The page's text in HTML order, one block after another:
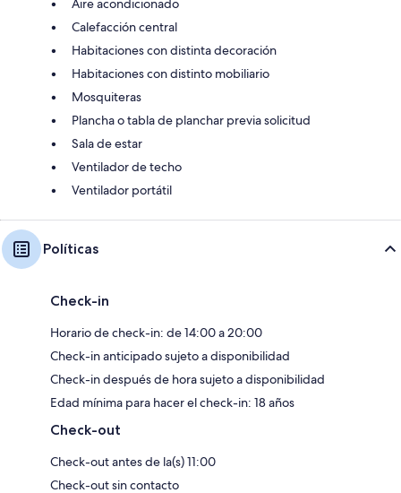
Aire acondicionado
Calefacción central
Habitaciones con distinta decoración
Habitaciones con distinto mobiliario
Mosquiteras
Plancha o tabla de planchar previa solicitud
Sala de estar
Ventilador de techo
Ventilador portátil
Políticas
Check-in
Horario de check-in: de 14:00 a 20:00
Check-in anticipado sujeto a disponibilidad
Check-in después de hora sujeto a disponibilidad
Edad mínima para hacer el check-in: 18 años
Check-out
Check-out antes de la(s) 11:00
Check-out sin contacto